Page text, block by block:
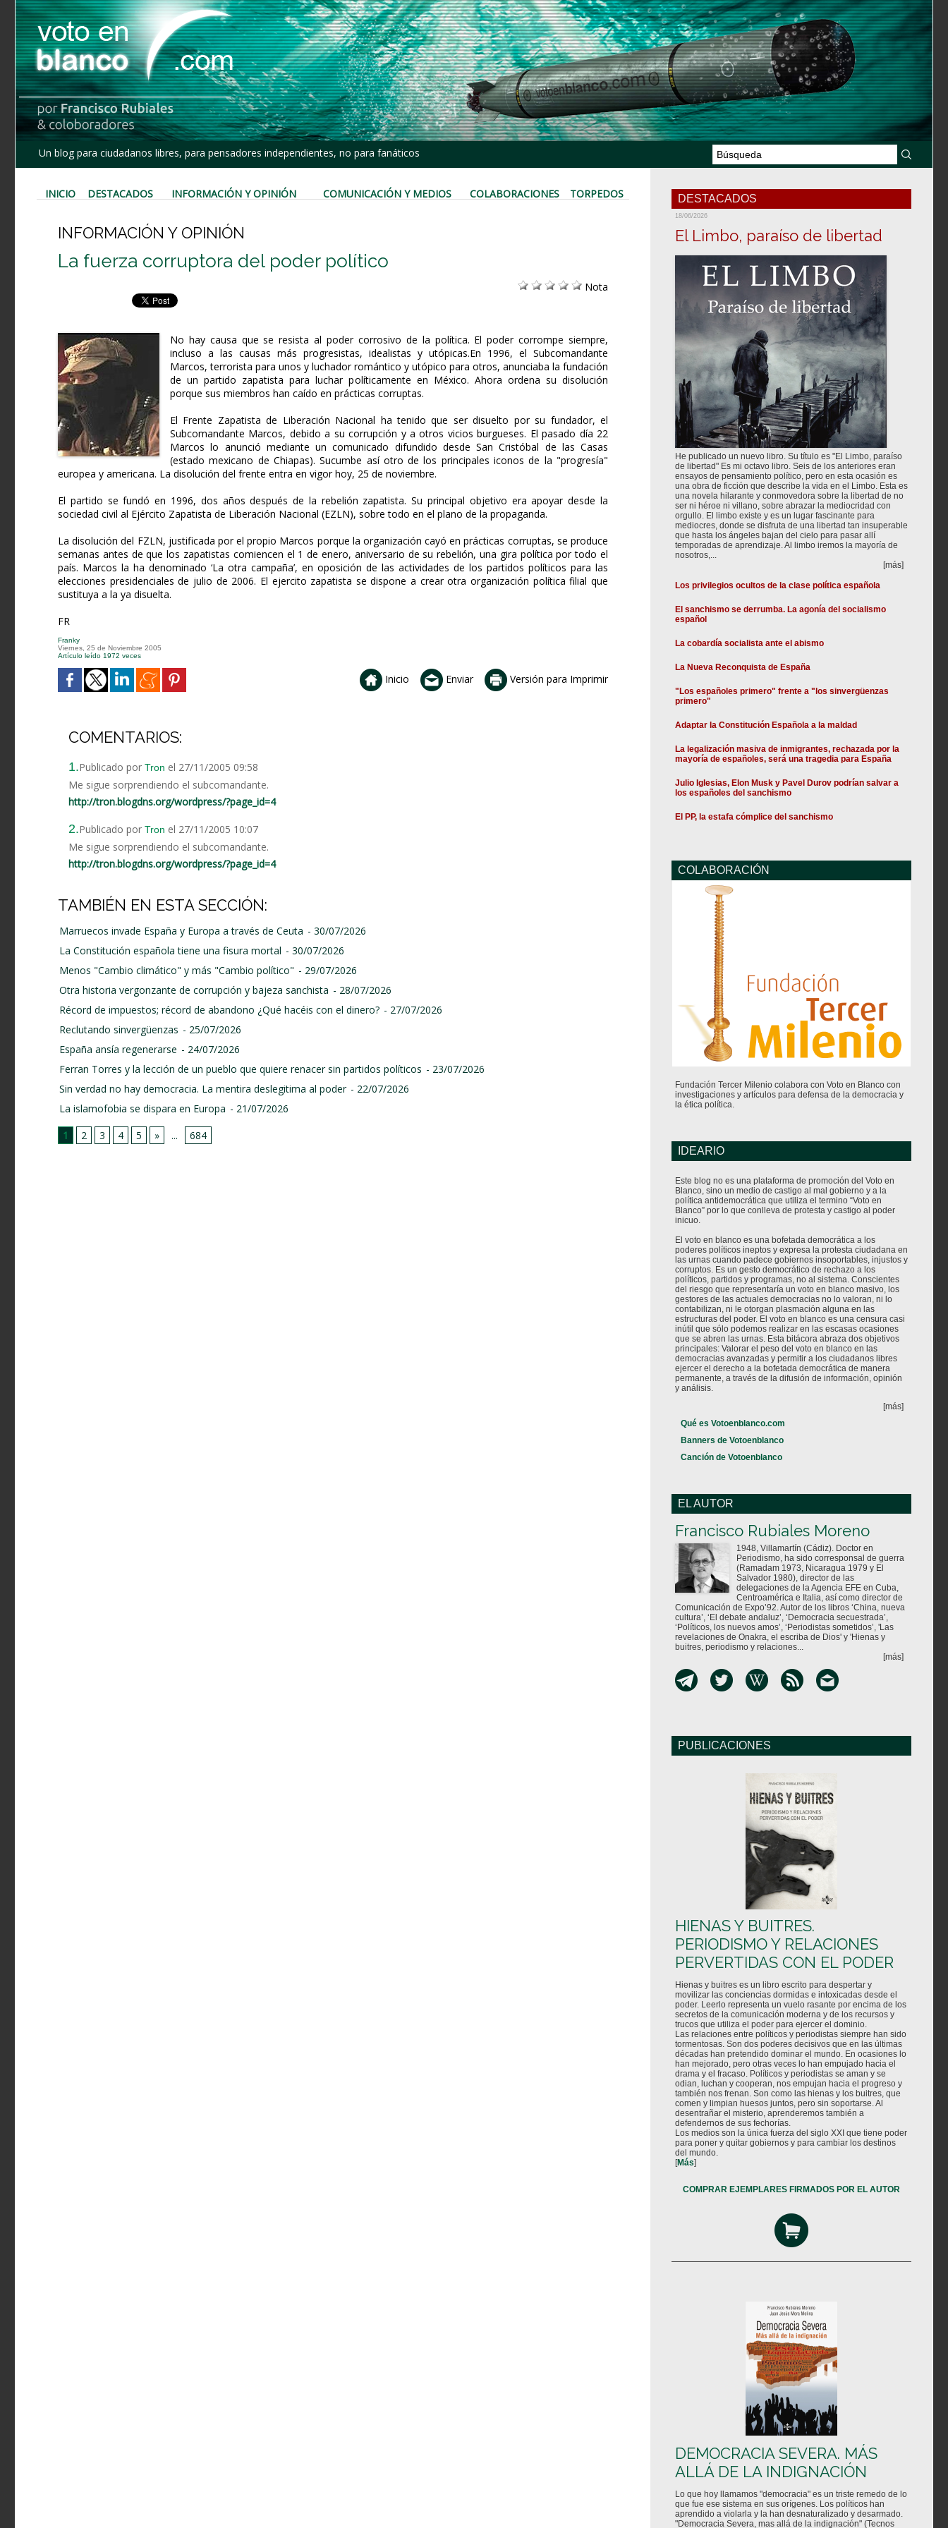
Un blog para ciudadanos libres, para pensadores independientes, no para fanáticos
INICIO DESTACADOS INFORMACIÓN Y OPINIÓN COMUNICACIÓN Y MEDIOS COLABORACIONES TORPEDOS
INFORMACIÓN Y OPINIÓN
La fuerza corruptora del poder político
Nota
No hay causa que se resista al poder corrosivo de la política. El poder corrompe siempre,
incluso a las causas más progresistas, idealistas y utópicas.En 1996, el Subcomandante
Marcos, terrorista para unos y luchador romántico y utópico para otros, anunciaba la fundación
de un partido zapatista para luchar políticamente en México. Ahora ordena su disolución
porque sus miembros han caído en prácticas corruptas.
El Frente Zapatista de Liberación Nacional ha tenido que ser disuelto por su fundador, el
Subcomandante Marcos, debido a su corrupción y a otros vicios burgueses. El pasado día 22
Marcos lo anunció mediante un comunicado difundido desde San Cristóbal de las Casas
(estado mexicano de Chiapas). Sucumbe así otro de los principales iconos de la "progresía"
europea y americana. La disolución del frente entra en vigor hoy, 25 de noviembre.
El partido se fundó en 1996, dos años después de la rebelión zapatista. Su principal objetivo era apoyar desde la
sociedad civil al Ejército Zapatista de Liberación Nacional (EZLN), sobre todo en el plano de la propaganda.
La disolución del FZLN, justificada por el propio Marcos porque la organización cayó en prácticas corruptas, se produce
semanas antes de que los zapatistas comiencen el 1 de enero, aniversario de su rebelión, una gira política por todo el
país. Marcos la ha denominado ‘La otra campaña’, en oposición de las actividades de los partidos políticos para las
elecciones presidenciales de julio de 2006. El ejercito zapatista se dispone a crear otra organización política filial que
sustituya a la ya disuelta.
FR
Franky
Viernes, 25 de Noviembre 2005
Artículo leído 1972 veces
Inicio Enviar Versión para Imprimir
COMENTARIOS:
1.Publicado por Tron el 27/11/2005 09:58
Me sigue sorprendiendo el subcomandante.
http://tron.blogdns.org/wordpress/?page_id=4
2.Publicado por Tron el 27/11/2005 10:07
Me sigue sorprendiendo el subcomandante.
http://tron.blogdns.org/wordpress/?page_id=4
TAMBIÉN EN ESTA SECCIÓN:
Marruecos invade España y Europa a través de Ceuta - 30/07/2026
La Constitución española tiene una fisura mortal - 30/07/2026
Menos "Cambio climático" y más "Cambio político" - 29/07/2026
Otra historia vergonzante de corrupción y bajeza sanchista - 28/07/2026
Récord de impuestos; récord de abandono ¿Qué hacéis con el dinero? - 27/07/2026
Reclutando sinvergüenzas - 25/07/2026
España ansía regenerarse - 24/07/2026
Ferran Torres y la lección de un pueblo que quiere renacer sin partidos políticos - 23/07/2026
Sin verdad no hay democracia. La mentira deslegitima al poder - 22/07/2026
La islamofobia se dispara en Europa - 21/07/2026
1
2 3 4 5 » ... 684
DESTACADOS
18/06/2026
El Limbo, paraíso de libertad
He publicado un nuevo libro. Su título es "El Limbo, paraíso
de libertad" Es mi octavo libro. Seis de los anteriores eran
ensayos de pensamiento político, pero en esta ocasión es
una obra de ficción que describe la vida en el Limbo. Esta es
una novela hilarante y conmovedora sobre la libertad de no
ser ni héroe ni villano, sobre abrazar la mediocridad con
orgullo. El limbo existe y es un lugar fascinante para
mediocres, donde se disfruta de una libertad tan insuperable
que hasta los ángeles bajan del cielo para pasar allí
temporadas de aprendizaje. Al limbo iremos la mayoría de
nosotros,...
[más]
Los privilegios ocultos de la clase política española
El sanchismo se derrumba. La agonía del socialismo
español
La cobardía socialista ante el abismo
La Nueva Reconquista de España
"Los españoles primero" frente a "los sinvergüenzas
primero"
Adaptar la Constitución Española a la maldad
La legalización masiva de inmigrantes, rechazada por la
mayoría de españoles, será una tragedia para España
Julio Iglesias, Elon Musk y Pavel Durov podrían salvar a
los españoles del sanchismo
El PP, la estafa cómplice del sanchismo
COLABORACIÓN
Fundación Tercer Milenio colabora con Voto en Blanco con
investigaciones y artículos para defensa de la democracia y
la ética política.
IDEARIO
Este blog no es una plataforma de promoción del Voto en
Blanco, sino un medio de castigo al mal gobierno y a la
política antidemocrática que utiliza el termino “Voto en
Blanco” por lo que conlleva de protesta y castigo al poder
inicuo.
El voto en blanco es una bofetada democrática a los
poderes políticos ineptos y expresa la protesta ciudadana en
las urnas cuando padece gobiernos insoportables, injustos y
corruptos. Es un gesto democrático de rechazo a los
políticos, partidos y programas, no al sistema. Conscientes
del riesgo que representaría un voto en blanco masivo, los
gestores de las actuales democracias no lo valoran, ni lo
contabilizan, ni le otorgan plasmación alguna en las
estructuras del poder. El voto en blanco es una censura casi
inútil que sólo podemos realizar en las escasas ocasiones
que se abren las urnas. Esta bitácora abraza dos objetivos
principales: Valorar el peso del voto en blanco en las
democracias avanzadas y permitir a los ciudadanos libres
ejercer el derecho a la bofetada democrática de manera
permanente, a través de la difusión de información, opinión
y análisis.
[más]
Qué es Votoenblanco.com
Banners de Votoenblanco
Canción de Votoenblanco
EL AUTOR
Francisco Rubiales Moreno
1948, Villamartín (Cádiz). Doctor en
Periodismo, ha sido corresponsal de guerra
(Ramadam 1973, Nicaragua 1979 y El
Salvador 1980), director de las
delegaciones de la Agencia EFE en Cuba,
Centroamérica e Italia, así como director de
Comunicación de Expo’92. Autor de los libros ‘China, nueva
cultura’, ‘El debate andaluz’, ‘Democracia secuestrada’,
‘Políticos, los nuevos amos’, ‘Periodistas sometidos’, 'Las
revelaciones de Onakra, el escriba de Dios' y 'Hienas y
buitres, periodismo y relaciones...
[más]
PUBLICACIONES
HIENAS Y BUITRES.
PERIODISMO Y RELACIONES
PERVERTIDAS CON EL PODER
Hienas y buitres es un libro escrito para despertar y
movilizar las conciencias dormidas e intoxicadas desde el
poder. Leerlo representa un vuelo rasante por encima de los
secretos de la comunicación moderna y de los recursos y
trucos que utiliza el poder para ejercer el dominio.
Las relaciones entre políticos y periodistas siempre han sido
tormentosas. Son dos poderes decisivos que en las últimas
décadas han pretendido dominar el mundo. En ocasiones lo
han mejorado, pero otras veces lo han empujado hacia el
drama y el fracaso. Políticos y periodistas se aman y se
odian, luchan y cooperan, nos empujan hacia el progreso y
también nos frenan. Son como las hienas y los buitres, que
comen y limpian huesos juntos, pero sin soportarse. Al
desentrañar el misterio, aprenderemos también a
defendernos de sus fechorías.
Los medios son la única fuerza del siglo XXI que tiene poder
para poner y quitar gobiernos y para cambiar los destinos
del mundo.
[Más]
COMPRAR EJEMPLARES FIRMADOS POR EL AUTOR
DEMOCRACIA SEVERA. MÁS
ALLÁ DE LA INDIGNACIÓN
Lo que hoy llamamos "democracia" es un triste remedo de lo
que fue ese sistema en sus orígenes. Los políticos han
aprendido a violarla y la han desnaturalizado y desarmado.
"Democracia Severa, mas allá de la indignación" (Tecnos